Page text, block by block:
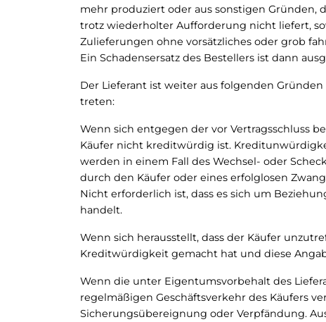
mehr produziert oder aus sonstigen Gründen,
trotz wiederholter Aufforderung nicht liefert,
Zulieferungen ohne vorsätzliches oder grob
Ein Schadensersatz des Bestellers ist dann
Der Lieferant ist weiter aus folgenden
treten:
Wenn sich entgegen der vor Vertragsschluss
Käufer nicht kreditwürdig ist.
werden in einem Fall des Wechsel- oder
durch den Käufer oder eines erfolglosen
Nicht erforderlich ist, dass es sich um
handelt.
Wenn sich herausstellt, dass der Käufer
Kreditwürdigkeit gemacht hat und diese
Wenn die unter Eigentumsvorbehalt des
regelmäßigen Geschäftsverkehr des Käufers
Sicherungsübereignung oder Verpfändung.